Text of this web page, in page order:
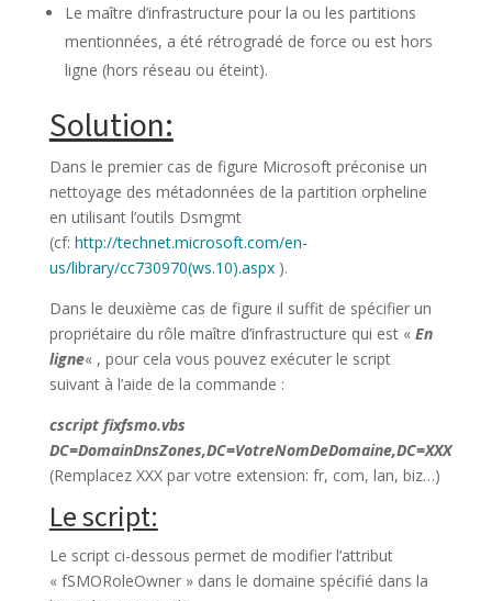
Le maître d’infrastructure pour la ou les partitions
mentionnées, a été rétrogradé de force ou est hors
ligne (hors réseau ou éteint).
Solution:
Dans le premier cas de figure Microsoft préconise un
nettoyage des métadonnées de la partition orpheline
en utilisant l’outils Dsmgmt
(cf: http://technet.microsoft.com/en-
us/library/cc730970(ws.10).aspx).
Dans le deuxième cas de figure il suffit de spécifier un
propriétaire du rôle maître d’infrastructure qui est « En
ligne« , pour cela vous pouvez exécuter le script
suivant à l’aide de la commande :
cscript fixfsmo.vbs
DC=DomainDnsZones,DC=VotreNomDeDomaine,DC=XXX
(Remplacez XXX par votre extension: fr, com, lan, biz…)
Le script:
Le script ci-dessous permet de modifier l’attribut
« fSMORoleOwner » dans le domaine spécifié dans la